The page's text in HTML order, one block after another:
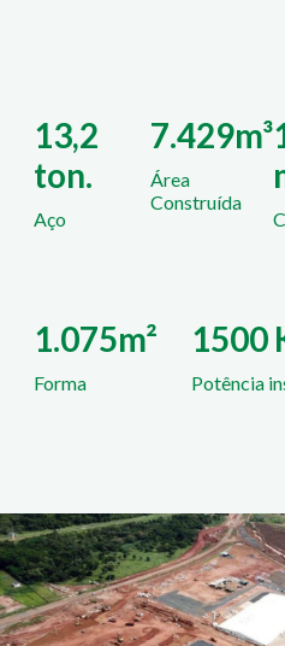
13,2
ton.
Aço
7.429m³
Área
Construída
1.075m²
Forma
1500
Potência